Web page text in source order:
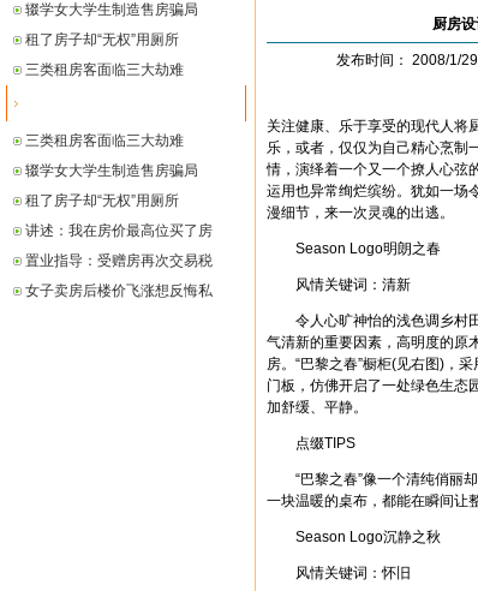
辍学女大学生制造售房骗局
租了房子却“无权”用厕所
三类租房客面临三大劫难
三类租房客面临三大劫难
辍学女大学生制造售房骗局
租了房子却“无权”用厕所
讲述：我在房价最高位买了房
置业指导：受赠房再次交易税
女子卖房后楼价飞涨想反悔私
厨房
发布时间： 2008/1/
关注健康、乐于享受的现代人将
乐，或者，仅仅为自己精心烹制
情，演绎着一个又一个撩人心弦
运用也异常绚烂缤纷。犹如一场
漫细节，来一次灵魂的出逃。
Season Logo明朗之春
风情关键词：清新
令人心旷神怡的浅色调乡村田
气清新的重要因素，高明度的原
房。“巴黎之春”橱柜(见右图)，
门板，仿佛开启了一处绿色生态
加舒缓、平静。
点缀TIPS
“巴黎之春”像一个清纯俏丽却
一块温暖的桌布，都能在瞬间让
Season Logo沉静之秋
风情关键词：怀旧